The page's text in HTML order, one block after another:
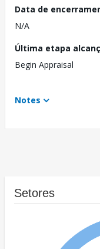
Data de
N/A
Última etapa
Begin Appraisal
Notes
Setores